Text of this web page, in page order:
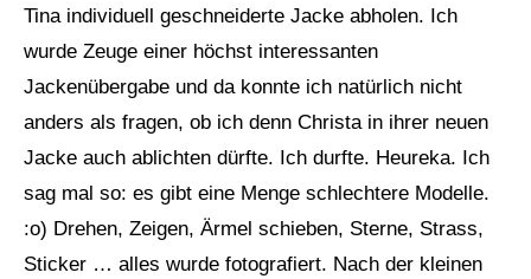
Tina individuell geschneiderte Jacke abholen. Ich
wurde Zeuge einer höchst interessanten
Jackenübergabe und da konnte ich natürlich nicht
anders als fragen, ob ich denn Christa in ihrer neuen
Jacke auch ablichten dürfte. Ich durfte. Heureka. Ich
sag mal so: es gibt eine Menge schlechtere Modelle.
:o) Drehen, Zeigen, Ärmel schieben, Sterne, Strass,
Sticker … alles wurde fotografiert. Nach der kleinen